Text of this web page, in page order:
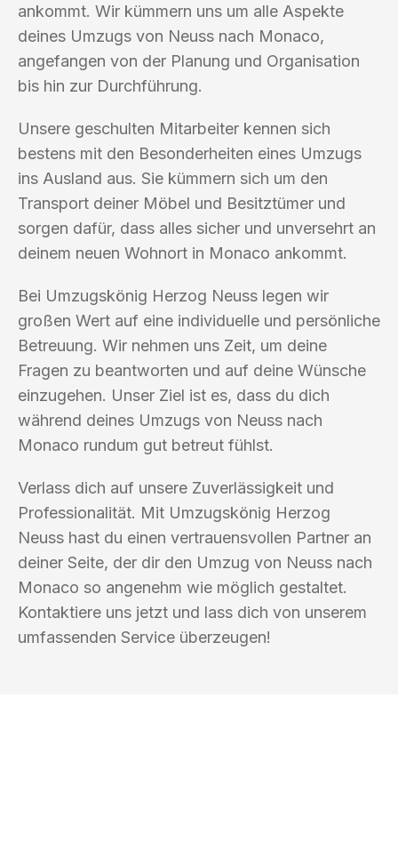
ankommt. Wir kümmern uns um alle Aspekte
deines Umzugs von Neuss nach Monaco,
angefangen von der Planung und Organisation
bis hin zur Durchführung.
Unsere geschulten Mitarbeiter kennen sich
bestens mit den Besonderheiten eines Umzugs
ins Ausland aus. Sie kümmern sich um den
Transport deiner Möbel und Besitztümer und
sorgen dafür, dass alles sicher und unversehrt an
deinem neuen Wohnort in Monaco ankommt.
Bei Umzugskönig Herzog Neuss legen wir
großen Wert auf eine individuelle und persönliche
Betreuung. Wir nehmen uns Zeit, um deine
Fragen zu beantworten und auf deine Wünsche
einzugehen. Unser Ziel ist es, dass du dich
während deines Umzugs von Neuss nach
Monaco rundum gut betreut fühlst.
Verlass dich auf unsere Zuverlässigkeit und
Professionalität. Mit Umzugskönig Herzog
Neuss hast du einen vertrauensvollen Partner an
deiner Seite, der dir den Umzug von Neuss nach
Monaco so angenehm wie möglich gestaltet.
Kontaktiere uns jetzt und lass dich von unserem
umfassenden Service überzeugen!